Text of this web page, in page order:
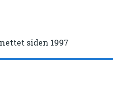
siden 1997